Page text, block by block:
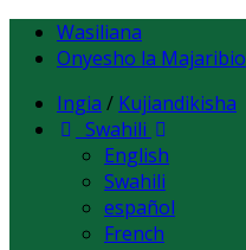
Wasiliana
Onyesho la Majaribio
Ingia / Kujiandikisha
Swahili
English
Swahili
español
French